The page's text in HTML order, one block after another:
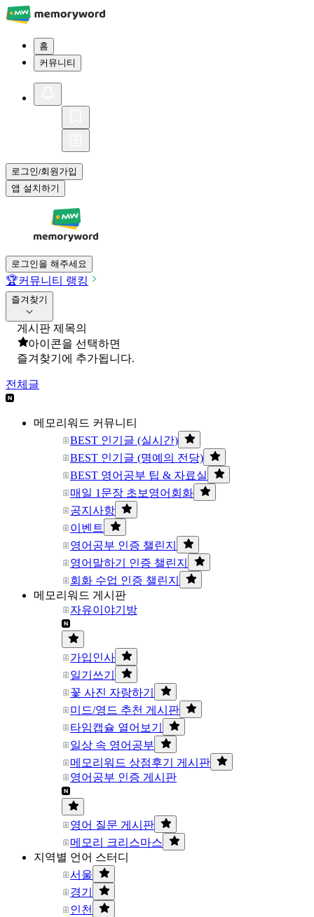
홈
커뮤니티
로그인/회원가입
앱 설치하기
로그인을 해주세요
🏆커뮤니티 랭킹
즐겨찾기
게시판 제목의
아이콘을 선택하면
즐겨찾기에 추가됩니다.
전체글
메모리워드 커뮤니티
BEST 인기글 (실시간)
BEST 인기글 (명예의 전당)
BEST 영어공부 팁 & 자료실
매일 1문장 초보영어회화
공지사항
이벤트
영어공부 인증 챌린지
영어말하기 인증 챌린지
회화 수업 인증 챌린지
메모리워드 게시판
자유이야기방
가입인사
일기쓰기
꽃 사진 자랑하기
미드/영드 추천 게시판
타임캡슐 열어보기
일상 속 영어공부
메모리워드 상점후기 게시판
영어공부 인증 게시판
영어 질문 게시판
메모리 크리스마스
지역별 언어 스터디
서울
경기
인천